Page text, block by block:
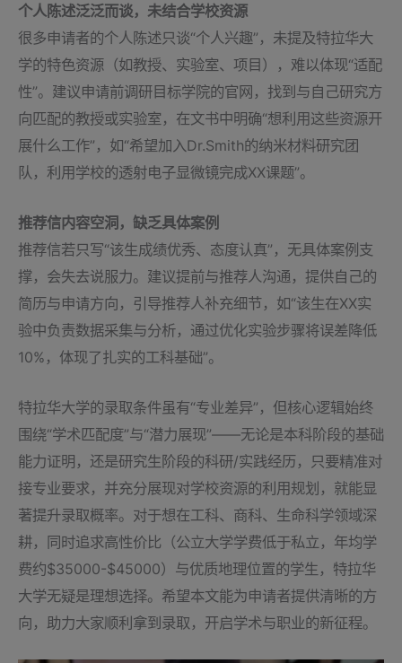
个人陈述泛泛而谈，未结合学校资源
很多申请者的个人陈述只谈“个人兴趣”，未提及特拉华大
学的特色资源（如教授、实验室、项目），难以体现“适配
性”。建议申请前调研目标学院的官网，找到与自己研究方
向匹配的教授或实验室，在文书中明确“想利用这些资源开
展什么工作”，如“希望加入Dr.Smith的纳米材料研究团
队，利用学校的透射电子显微镜完成XX课题”。
推荐信内容空洞，缺乏具体案例
推荐信若只写“该生成绩优秀、态度认真”，无具体案例支
撑，会失去说服力。建议提前与推荐人沟通，提供自己的
简历与申请方向，引导推荐人补充细节，如“该生在XX实
验中负责数据采集与分析，通过优化实验步骤将误差降低
10%，体现了扎实的工科基础”。
特拉华大学的录取条件虽有“专业差异”，但核心逻辑始终
围绕“学术匹配度”与“潜力展现”——无论是本科阶段的基础
能力证明，还是研究生阶段的科研/实践经历，只要精准对
接专业要求，并充分展现对学校资源的利用规划，就能显
著提升录取概率。对于想在工科、商科、生命科学领域深
耕，同时追求高性价比（公立大学学费低于私立，年均学
费约$35000-$45000）与优质地理位置的学生，特拉华
大学无疑是理想选择。希望本文能为申请者提供清晰的方
向，助力大家顺利拿到录取，开启学术与职业的新征程。